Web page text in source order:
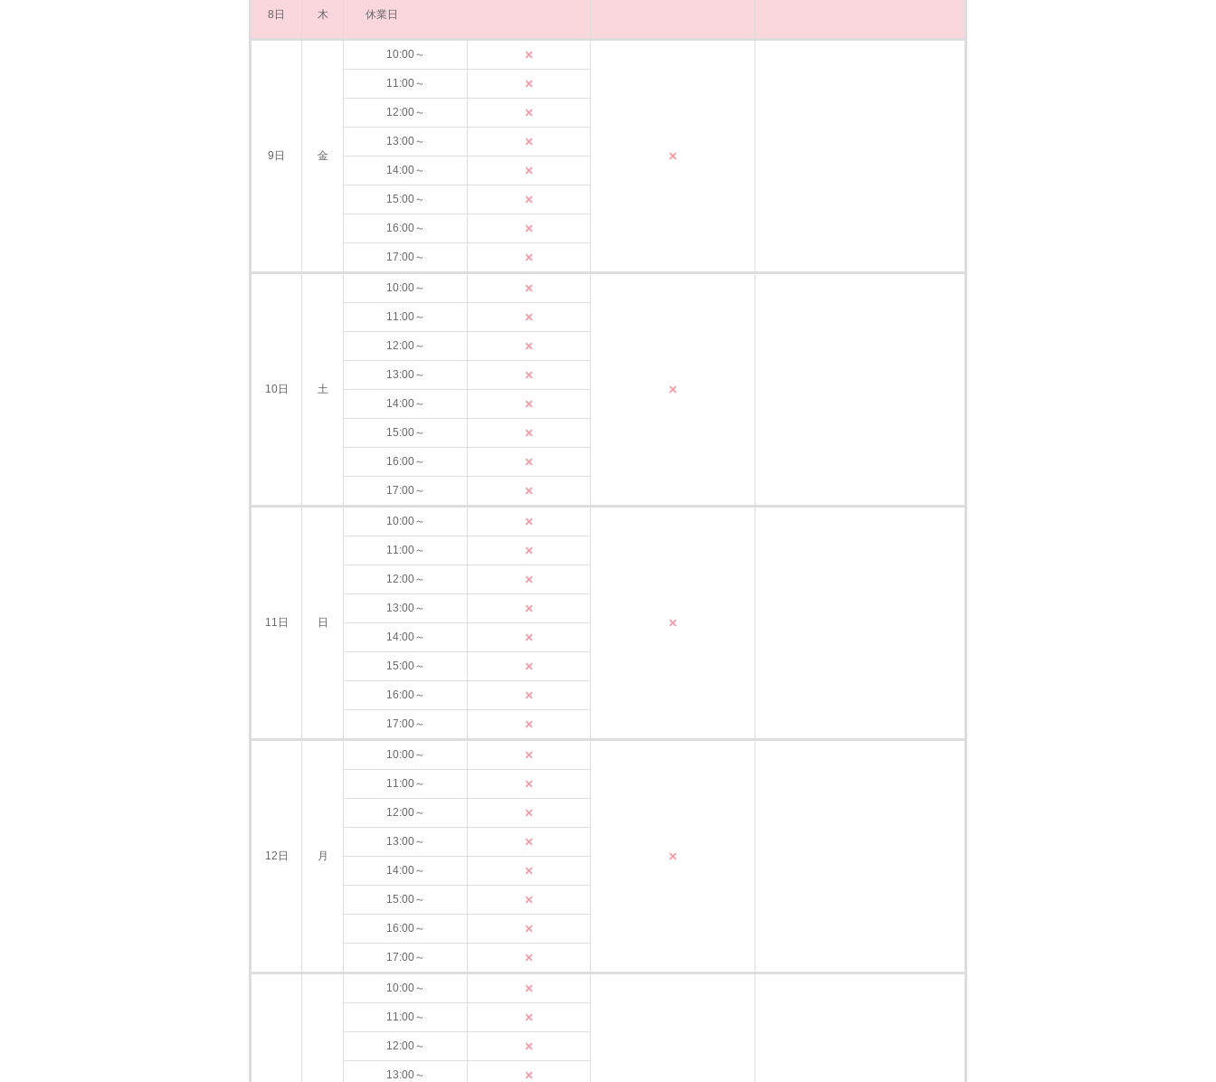
8日 木 休業日
9日 金
10:00～ ×
11:00～ ×
12:00～ ×
13:00～ ×
14:00～ ×
15:00～ ×
16:00～ ×
17:00～ ×
×
10日 土
10:00～ ×
11:00～ ×
12:00～ ×
13:00～ ×
14:00～ ×
15:00～ ×
16:00～ ×
17:00～ ×
×
11日 日
10:00～ ×
11:00～ ×
12:00～ ×
13:00～ ×
14:00～ ×
15:00～ ×
16:00～ ×
17:00～ ×
×
12日 月
10:00～ ×
11:00～ ×
12:00～ ×
13:00～ ×
14:00～ ×
15:00～ ×
16:00～ ×
17:00～ ×
×
10:00～ ×
11:00～ ×
12:00～ ×
13:00～ ×